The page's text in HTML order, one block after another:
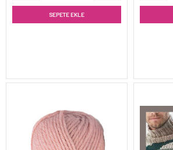
SEPETE EKLE